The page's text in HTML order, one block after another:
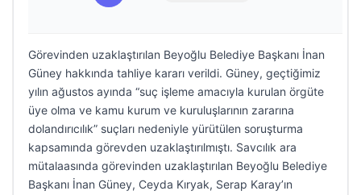
Görevinden uzaklaştırılan Beyoğlu Belediye Başkanı İnan
Güney hakkında tahliye kararı verildi. Güney, geçtiğimiz
yılın ağustos ayında “suç işleme amacıyla kurulan örgüte
üye olma ve kamu kurum ve kuruluşlarının zararına
dolandırıcılık” suçları nedeniyle yürütülen soruşturma
kapsamında görevden uzaklaştırılmıştı. Savcılık ara
mütalaasında görevinden uzaklaştırılan Beyoğlu Belediye
Başkanı İnan Güney, Ceyda Kıryak, Serap Karay’ın